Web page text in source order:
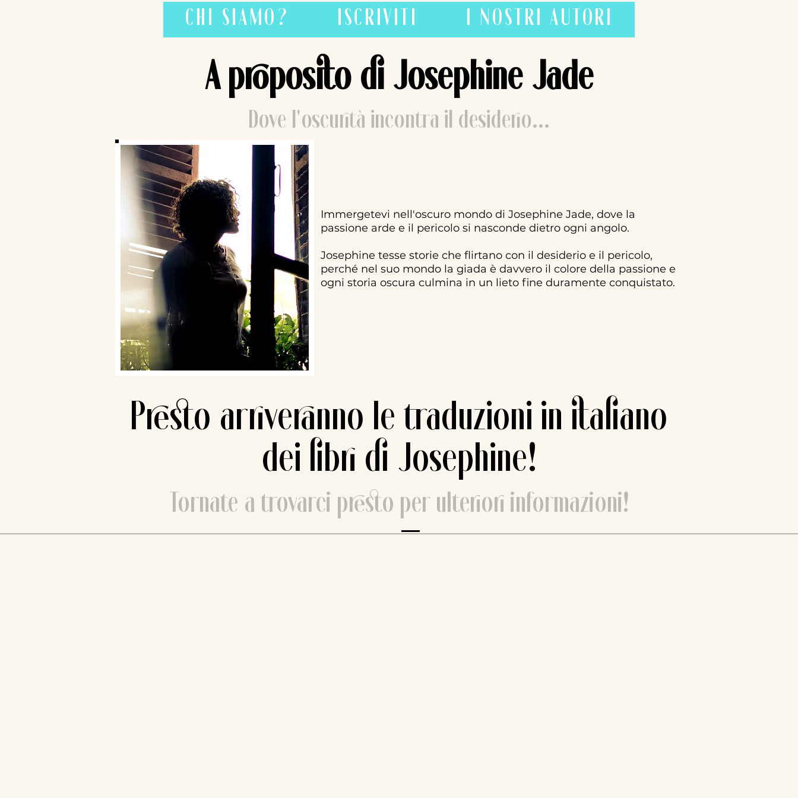
CHI SIAMO? ISCRIVITI I NOSTRI AUTORI
A proposito di Josephine Jade
Dove l'oscurità incontra il desiderio...
Immergetevi nell'oscuro mondo di Josephine Jade, dove la
passione arde e il pericolo si nasconde dietro ogni angolo.
Josephine tesse storie che flirtano con il desiderio e il pericolo,
perché nel suo mondo la giada è davvero il colore della passione e
ogni storia oscura culmina in un lieto fine duramente conquistato.
Presto arriveranno le traduzioni in italiano
dei libri di Josephine!
Tornate a trovarci presto per ulteriori informazioni!